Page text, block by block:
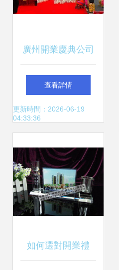
廣州開業慶典公司
喬遷慶典與集團揭
牌儀式 商業慶典服
查看詳情
更新時間：2026-06-19
04:33:36
如何選對開業禮